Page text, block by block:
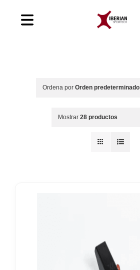
Toggle
Ordena por Orden predeterminado
Mostrar 28 productos